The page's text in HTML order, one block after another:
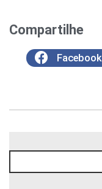
Compartilhe
Facebook